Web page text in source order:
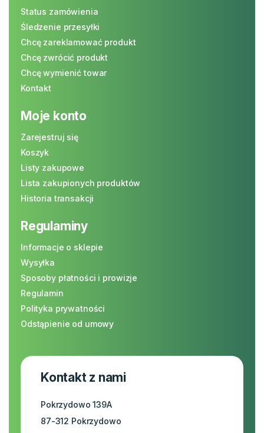
Status zamówienia
Śledzenie przesyłki
Chcę zareklamować produkt
Chcę zwrócić produkt
Chcę wymienić towar
Kontakt
Moje konto
Zarejestruj się
Koszyk
Listy zakupowe
Lista zakupionych produktów
Historia transakcji
Regulaminy
Informacje o sklepie
Wysyłka
Sposoby płatności i prowizje
Regulamin
Polityka prywatności
Odstąpienie od umowy
Kontakt z nami
Pokrzydowo 139A
87-312 Pokrzydowo